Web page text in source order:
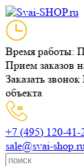
Время работы:
Прием заказов
Заказать звонок
объекта
+7 (495) 120-41-
sale@svai-